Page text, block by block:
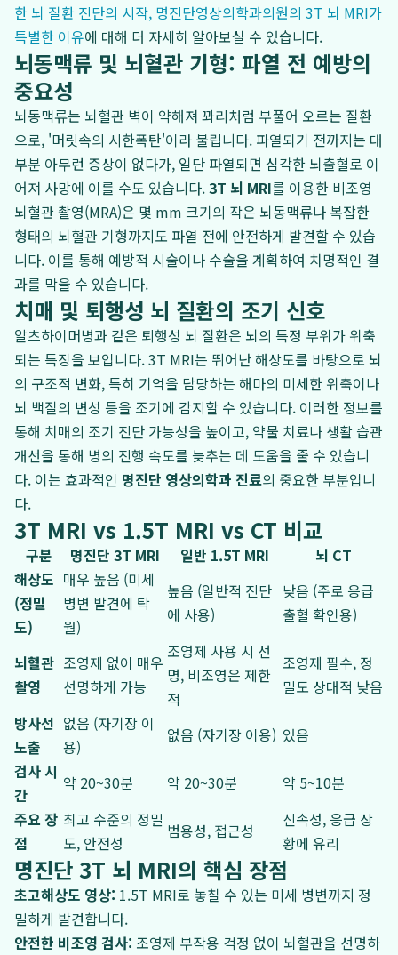
한 뇌 질환 진단의 시작, 명진단영상의학과의원의 3T 뇌 MRI가
특별한 이유에 대해 더 자세히 알아보실 수 있습니다.
뇌동맥류 및 뇌혈관 기형: 파열 전 예방의
중요성
뇌동맥류는 뇌혈관 벽이 약해져 꽈리처럼 부풀어 오르는 질환
으로, '머릿속의 시한폭탄'이라 불립니다. 파열되기 전까지는 대
부분 아무런 증상이 없다가, 일단 파열되면 심각한 뇌출혈로 이
어져 사망에 이를 수도 있습니다.3T 뇌 MRI를 이용한 비조영
뇌혈관 촬영(MRA)은 몇 mm 크기의 작은 뇌동맥류나 복잡한
형태의 뇌혈관 기형까지도 파열 전에 안전하게 발견할 수 있습
니다. 이를 통해 예방적 시술이나 수술을 계획하여 치명적인 결
과를 막을 수 있습니다.
치매 및 퇴행성 뇌 질환의 조기 신호
알츠하이머병과 같은 퇴행성 뇌 질환은 뇌의 특정 부위가 위축
되는 특징을 보입니다. 3T MRI는 뛰어난 해상도를 바탕으로 뇌
의 구조적 변화, 특히 기억을 담당하는 해마의 미세한 위축이나
뇌 백질의 변성 등을 조기에 감지할 수 있습니다. 이러한 정보를
통해 치매의 조기 진단 가능성을 높이고, 약물 치료나 생활 습관
개선을 통해 병의 진행 속도를 늦추는 데 도움을 줄 수 있습니
다. 이는 효과적인 명진단 영상의학과 진료의 중요한 부분입니
다.
3T MRI vs 1.5T MRI vs CT 비교
구분 명진단 3T MRI 일반 1.5T MRI
뇌 CT
해상도
(정밀
도)
매우 높음 (미세
병변 발견에 탁
월)
높음 (일반적 진단
에 사용)
낮음 (주로 응급
출혈 확인용)
뇌혈관
촬영
조영제 없이 매우
선명하게 가능
조영제 사용 시 선
명, 비조영은 제한
적
조영제 필수, 정
밀도 상대적 낮음
방사선
노출
없음 (자기장 이
용)
없음 (자기장 이용) 있음
검사 시
간
약 20~30분 약 20~30분
약 5~10분
주요 장
점
최고 수준의 정밀
도, 안전성
범용성, 접근성
신속성, 응급 상
황에 유리
명진단 3T 뇌 MRI의 핵심 장점
초고해상도 영상: 1.5T MRI로 놓칠 수 있는 미세 병변까지 정
밀하게 발견합니다.
안전한 비조영 검사: 조영제 부작용 걱정 없이 뇌혈관을 선명하